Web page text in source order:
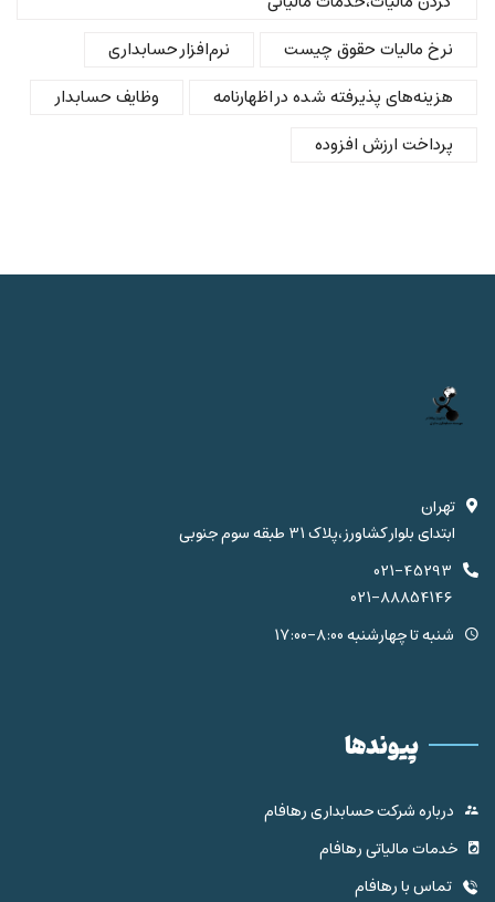
نرخ مالیات حقوق چیست
نرم‌افزار حسابداری
هزینه‌های پذیرفته شده در اظهارنامه
وظایف حسابدار
پرداخت ارزش افزوده
تهران
ابتدای بلوار کشاورز،پلاک 31 طبقه سوم جنوبی
021-45293
021-88854146
شنبه تا چهارشنبه 8:00-17:00
پیوندها
درباره شرکت حسابداری رهافام
خدمات مالیاتی رهافام
تماس با رهافام